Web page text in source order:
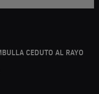
CEDUTO AL RAYO